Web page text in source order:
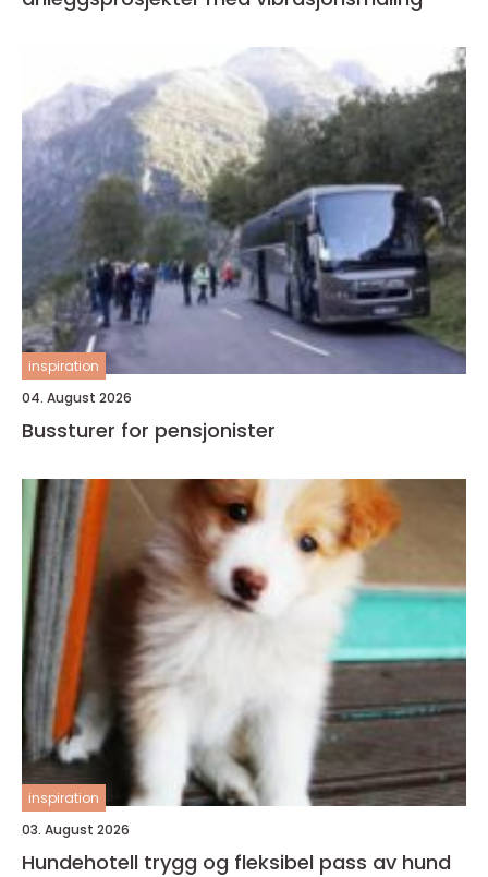
inspiration
04. August 2026
Bussturer for pensjonister
inspiration
03. August 2026
Hundehotell trygg og fleksibel pass av hund